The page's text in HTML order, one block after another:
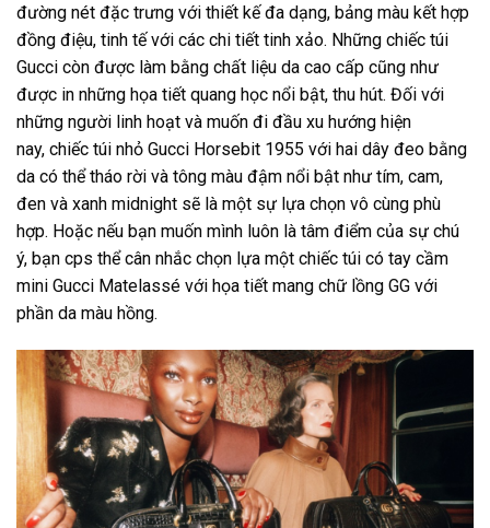
đường nét đặc trưng với thiết kế đa dạng, bảng màu kết hợp
đồng điệu, tinh tế với các chi tiết tinh xảo. Những chiếc túi
Gucci còn được làm bằng chất liệu da cao cấp cũng như
được in những họa tiết quang học nổi bật, thu hút. Đối với
những người linh hoạt và muốn đi đầu xu hướng hiện
nay, chiếc túi nhỏ Gucci Horsebit 1955 với hai dây đeo bằng
da có thể tháo rời và tông màu đậm nổi bật như tím, cam,
đen và xanh midnight sẽ là một sự lựa chọn vô cùng phù
hợp. Hoặc nếu bạn muốn mình luôn là tâm điểm của sự chú
ý, bạn cps thể cân nhắc chọn lựa một chiếc túi có tay cầm
mini Gucci Matelassé với họa tiết mang chữ lồng GG với
phần da màu hồng.